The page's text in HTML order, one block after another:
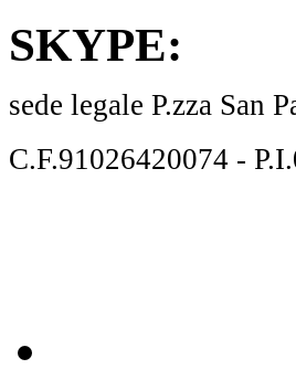
SKYPE:
sede legale P.zza San
C.F.91026420074 -